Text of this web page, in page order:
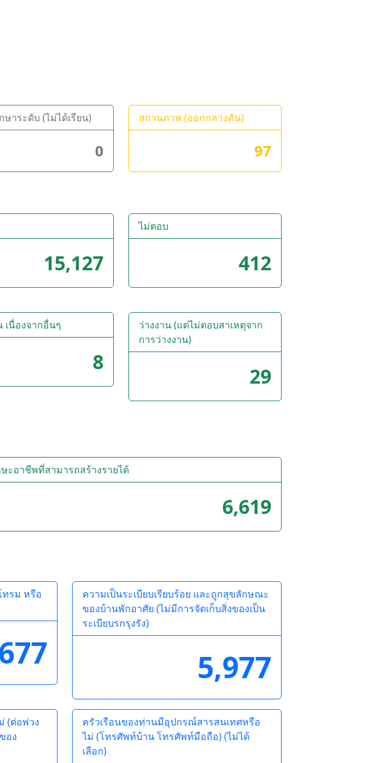
ษาระดับ (ไม่ได้เรียน)
0
สถานภาพ (ออกกลางคัน)
97
15,127
ไม่ตอบ
412
เนื่องจากอื่นๆ
8
ว่างงาน (แต่ไม่ตอบสาเหตุจาก
การว่างงาน)
29
ะอาชีพที่สามารถสร้างรายได้
6,619
รม หรือ
ความเป็นระเบียบเรียบร้อย และถูกสุขลักษณะ
ของบ้านพักอาศัย (ไม่มีการจัดเก็บสิ่งของเป็น
ระเบียบรกรุงรัง)
5,977
(ต่อพ่วง
อง
ครัวเรือนของท่านมีอุปกรณ์สารสนเทศหรือ
ไม่ (โทรศัพท์บ้าน โทรศัพท์มือถือ) (ไม่ได้
เลือก)